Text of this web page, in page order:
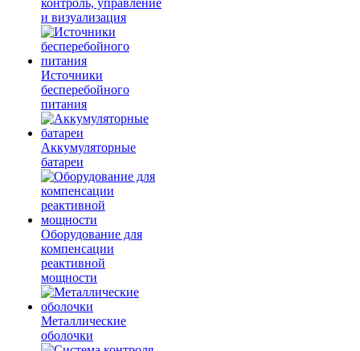
контроль, управление
и визуализация
Источники
бесперебойного
питания
Аккумуляторные
батареи
Оборудование для
компенсации
реактивной
мощности
Металлические
оболочки